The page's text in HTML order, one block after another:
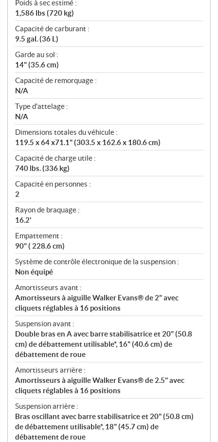
Poids à sec estimé :
1,586 lbs (720 kg)
Capacité de carburant :
9.5 gal. (36 L)
Garde au sol :
14" (35.6 cm)
Capacité de remorquage :
N/A
Type d'attelage :
N/A
Dimensions totales du véhicule :
119.5 x 64 x71.1" (303.5 x 162.6 x 180.6 cm)
Capacité de charge utile :
740 lbs. (336 kg)
Capacité en personnes :
2
Rayon de braquage :
16.2'
Empattement :
90" ( 228.6 cm)
Système de contrôle électronique de la suspension :
Non équipé
Amortisseurs avant :
Amortisseurs à aiguille Walker Evans® de 2" avec
cliquets réglables à 16 positions
Suspension avant :
Double bras en A avec barre stabilisatrice et 20" (50.8
cm) de débattement utilisable*, 16" (40.6 cm) de
débattement de roue
Amortisseurs arrière :
Amortisseurs à aiguille Walker Evans® de 2.5" avec
cliquets réglables à 16 positions
Suspension arrière :
Bras oscillant avec barre stabilisatrice et 20" (50.8 cm)
de débattement utilisable*, 18" (45.7 cm) de
débattement de roue